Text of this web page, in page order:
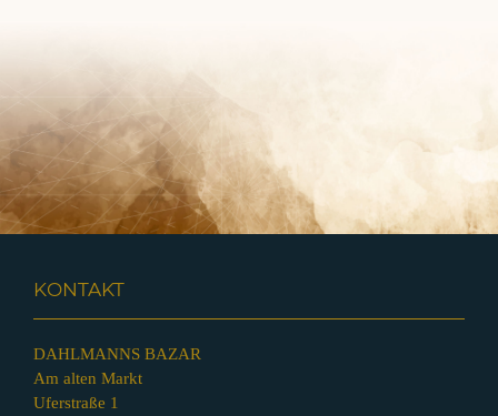
KONTAKT
DAHLMANNS BAZAR
Am alten Markt
Uferstraße 1